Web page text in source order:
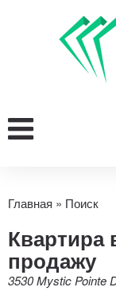
Главная » Поиск
Квартира
продажу
3530 Mystic Pointe